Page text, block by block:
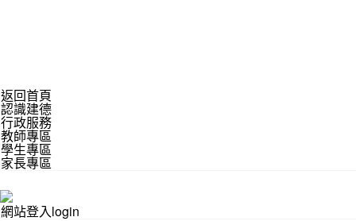
返回首頁
認識建德
行政服務
教師專區
學生專區
家長專區
網站登入login